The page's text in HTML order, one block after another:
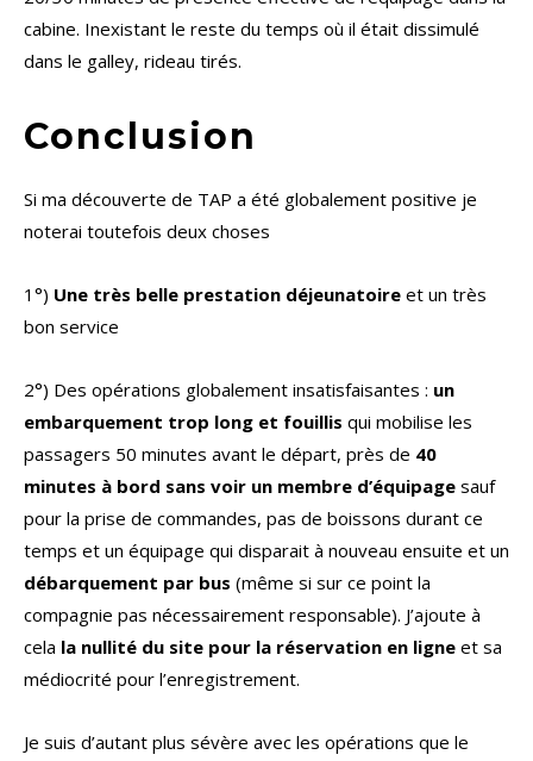
cabine. Inexistant le reste du temps où il était dissimulé
dans le galley, rideau tirés.
Conclusion
Si ma découverte de TAP a été globalement positive je
noterai toutefois deux choses
1°) Une très belle prestation déjeunatoire et un très
bon service
2°) Des opérations globalement insatisfaisantes : un
embarquement trop long et fouillis qui mobilise les
passagers 50 minutes avant le départ, près de 40
minutes à bord sans voir un membre d’équipage sauf
pour la prise de commandes, pas de boissons durant ce
temps et un équipage qui disparait à nouveau ensuite et un
débarquement par bus (même si sur ce point la
compagnie pas nécessairement responsable). J’ajoute à
cela la nullité du site pour la réservation en ligne et sa
médiocrité pour l’enregistrement.
Je suis d’autant plus sévère avec les opérations que le